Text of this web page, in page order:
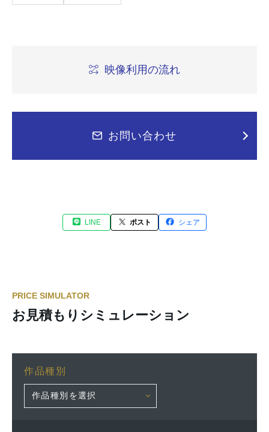
映像利用の流れ
お問い合わせ
LINE ポスト シェア
PRICE SIMULATOR
お見積もりシミュレーション
作品種別